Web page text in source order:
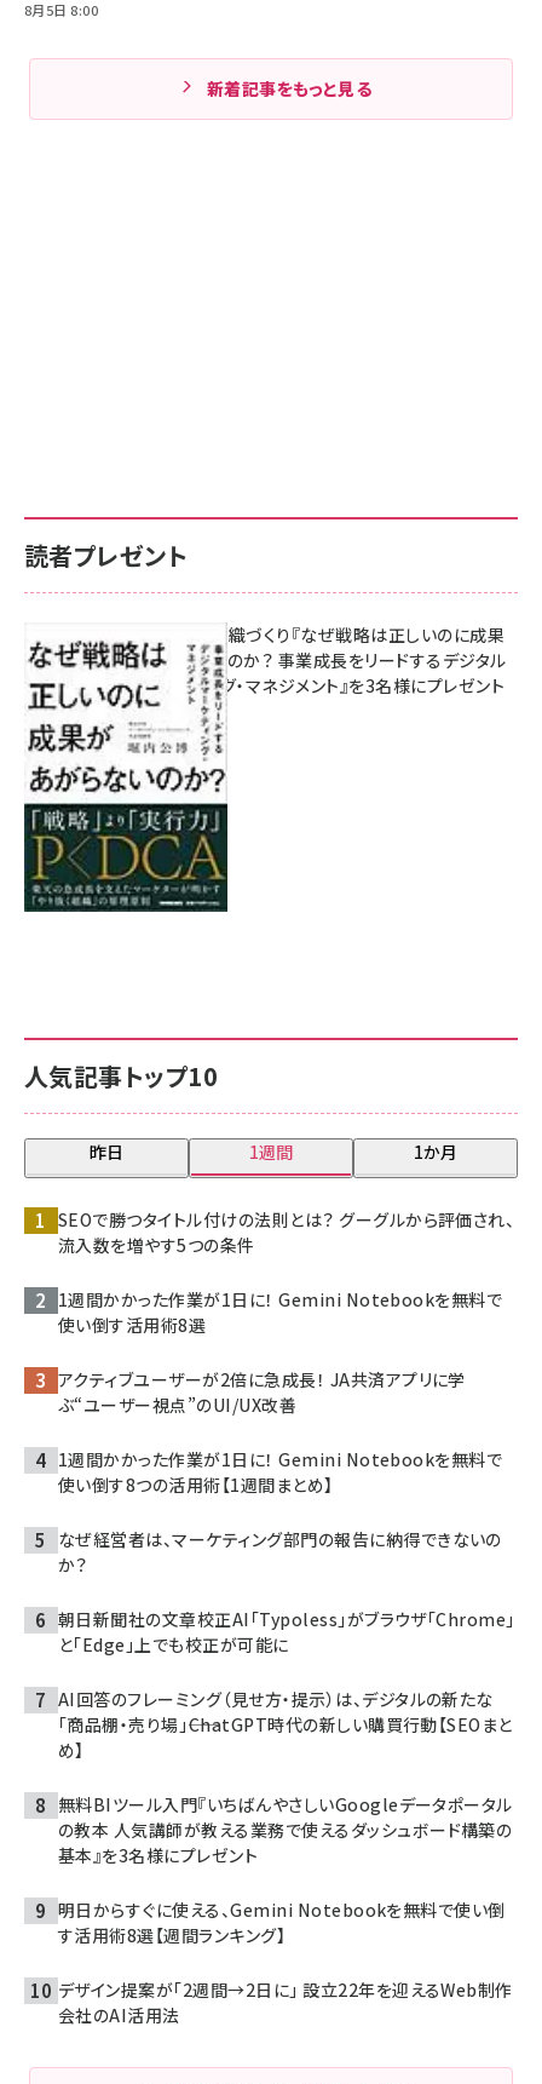
8月5日 8:00
新着記事をもっと見る
人気記事トップ10
昨日 1週間 1か月
SEOで勝つタイトル付けの法則とは？ グーグルから評価され、
流入数を増やす5つの条件
1週間かかった作業が1日に！ Gemini Notebookを無料で
使い倒す活用術8選
アクティブユーザーが2倍に急成長！ JA共済アプリに学
ぶ“ユーザー視点”のUI/UX改善
1週間かかった作業が1日に！ Gemini Notebookを無料で
使い倒す8つの活用術【1週間まとめ】
なぜ経営者は、マーケティング部門の報告に納得できないの
か？
朝日新聞社の文章校正AI「Typoless」がブラウザ「Chrome」
と「Edge」上でも校正が可能に
AI回答のフレーミング（見せ方・提示）は、デジタルの新たな
「商品棚・売り場」――ChatGPT時代の新しい購買行動【SEOまと
め】
無料BIツール入門『いちばんやさしいGoogleデータポータル
の教本 人気講師が教える業務で使えるダッシュボード構築の
基本』を3名様にプレゼント
明日からすぐに使える、Gemini Notebookを無料で使い倒
す活用術8選【週間ランキング】
デザイン提案が「2週間→2日に」 設立22年を迎えるWeb制作
会社のAI活用法
読者プレゼント
成果を生む組織づくり『なぜ戦略は正しいのに成果
があがらないのか？ 事業成長をリードするデジタル
マーケティング・マネジメント』を3名様にプレゼント
8月7日 10:00